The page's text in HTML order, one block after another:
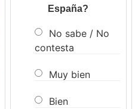
España?
No sabe / No
contesta
Muy bien
Bien